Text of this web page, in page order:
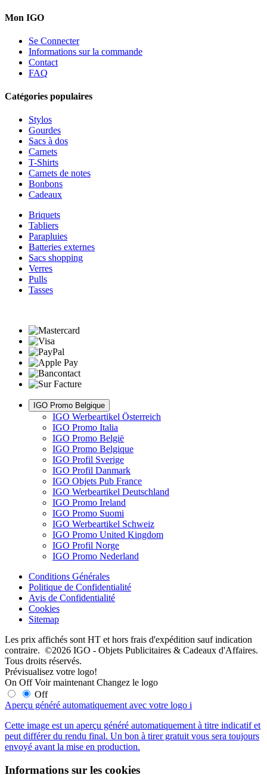
Mon IGO
Se Connecter
Informations sur la commande
Contact
FAQ
Catégories populaires
Stylos
Gourdes
Sacs à dos
Carnets
T-Shirts
Carnets de notes
Bonbons
Cadeaux
Briquets
Tabliers
Parapluies
Batteries externes
Sacs shopping
Verres
Pulls
Tasses
IGO Promo Belgique
IGO Werbeartikel Österreich
IGO Promo Italia
IGO Promo België
IGO Promo Belgique
IGO Profil Sverige
IGO Profil Danmark
IGO Objets Pub France
IGO Werbeartikel Deutschland
IGO Promo Ireland
IGO Promo Suomi
IGO Werbeartikel Schweiz
IGO Promo United Kingdom
IGO Profil Norge
IGO Promo Nederland
Conditions Générales
Politique de Confidentialité
Avis de Confidentialité
Cookies
Sitemap
Les prix affichés sont HT et hors frais d'expédition sauf indication
contraire. ©2026 IGO - Objets Publicitaires & Cadeaux d'Affaires.
Tous droits réservés.
Prévisualisez votre logo!
On Off Voir maintenant Changez le logo
Off
Aperçu généré automatiquement avec votre logo i
Cette image est un aperçu généré automatiquement à titre indicatif et
peut différer du rendu final. Un bon à tirer gratuit vous sera toujours
envoyé avant la mise en production.
Informations sur les cookies